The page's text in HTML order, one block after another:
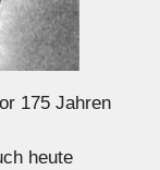
175 Jahren
heute